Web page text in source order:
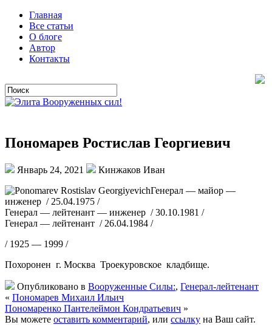
Главная
Все статьи
О блоге
Автор
Контакты
Пономарев Ростислав Георгиевич
Январь 24, 2021
Кинжаков Иван
Генерал — майор —
инженер / 25.04.1975 /
Генерал — лейтенант — инженер / 30.10.1981 /
Генерал — лейтенант / 26.04.1984 /
/ 1925 — 1999 /
Похоронен г. Москва Троекуровское кладбище.
Опубликовано в Вооруженные Силы:, Генерал-лейтенант
« Пономарев Михаил Ильич
Пономаренко Пантелеймон Кондратьевич »
Вы можете оставить комментарий, или ссылку на Ваш сайт.